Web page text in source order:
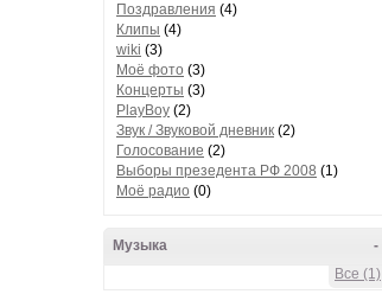
Поздравления (4)
Клипы (4)
wiki (3)
Моё фото (3)
Концерты (3)
PlayBoy (2)
Звук / Звуковой дневник (2)
Голосование (2)
Выборы презедента РФ 2008 (1)
Моё радио (0)
-
Музыка
Все (1)